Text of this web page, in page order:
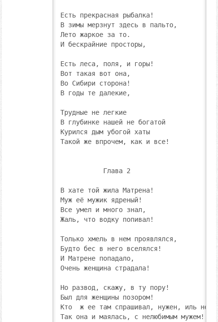
Есть прекрасная рыбалка!
В зимы мерзнут здесь в пальто,
Лето жаркое за то.
И бескрайние просторы,
Есть леса, поля, и горы!
Вот такая вот она,
Во Сибири сторона!
В годы те далекие,
Трудные не легкие
В глубинке нашей не богатой
Курился дым убогой хаты
Такой же впрочем, как и все!
           Глава 2
В хате той жила Матрена!
Муж её мужик ядреный!
Все умел и много знал,
Жаль, что водку попивал!
Только хмель в нем проявлялся,
Будто бес в него вселялся!
И Матрене попадало,
Очень женщина страдала!
Но развод, скажу, в ту пору!
Был для женщины позором!
Кто  ж ее там спрашивал, нужен, иль не
Так она и маялась, с нелюбимым мужем!